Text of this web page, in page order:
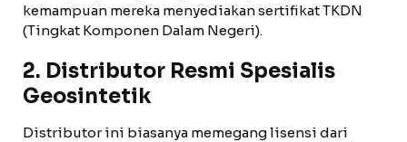
kemampuan mereka menyediakan sertifikat TKDN
(Tingkat Komponen Dalam Negeri).
2. Distributor Resmi Spesialis
Geosintetik
Distributor ini biasanya memegang lisensi dari